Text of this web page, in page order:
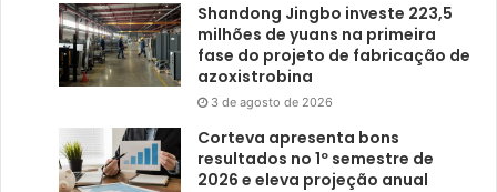
Shandong Jingbo investe 223,5
milhões de yuans na primeira
fase do projeto de fabricação de
azoxistrobina
3 de agosto de 2026
Corteva apresenta bons
resultados no 1º semestre de
2026 e eleva projeção anual